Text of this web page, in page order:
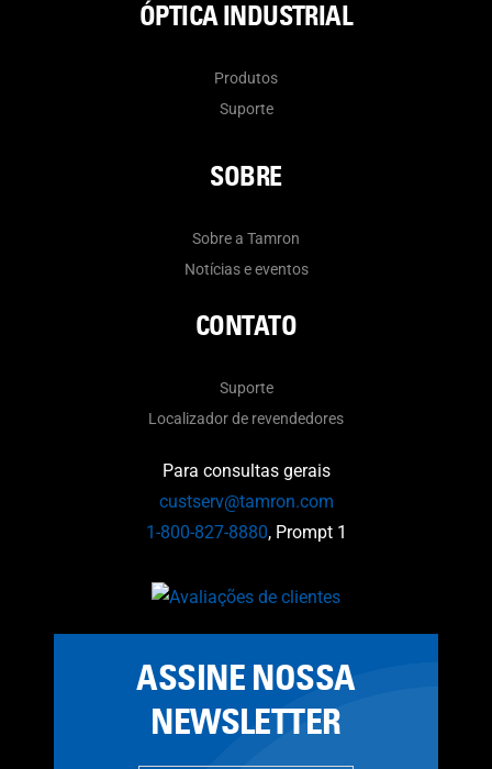
ÓPTICA INDUSTRIAL
Produtos
Suporte
SOBRE
Sobre a Tamron
Notícias e eventos
CONTATO
Suporte
Localizador de revendedores
Para consultas gerais
custserv@tamron.com
1-800-827-8880, Prompt 1
ASSINE NOSSA
NEWSLETTER